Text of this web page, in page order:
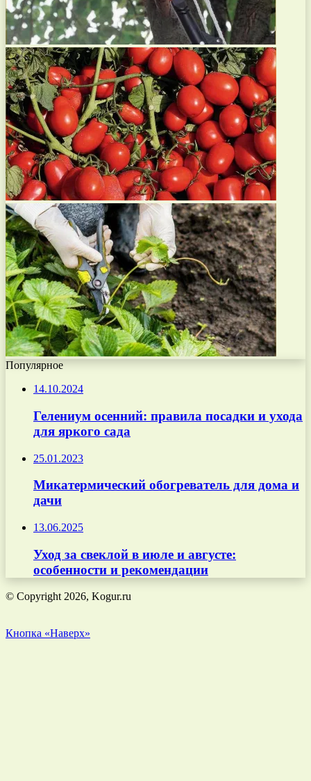
Популярное
14.10.2024
Гелениум осенний: правила посадки и ухода
для яркого сада
25.01.2023
Микатермический обогреватель для дома и
дачи
13.06.2025
Уход за свеклой в июле и августе:
особенности и рекомендации
© Copyright 2026, Kogur.ru
Кнопка «Наверх»